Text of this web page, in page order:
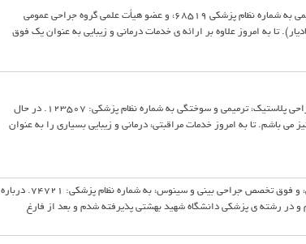
من دکتر مهرداد سیفی هستم، فوق تخصص جراحی پلاستیک و ترمیمی به شماره نظام پزشکی 68519، و عضو هیأت علمی گروه جراحی عمومی
تا به امروز علاوه بر ارائه ی خدمات درمانی و زیبایی به عنوان یک فوق
من دکتر سید احسان موسوی لاجیمی هستم، فوق تخصص جراحی پلاستیک، ترمیمی و سوختگی به شماره نظام پزشکی: 123507. در حال
باشم. تا به امروز خدمات مراقبتی، درمانی و زیبایی بسیاری را به عنوان
من دکتر فرشید صفدریان هستم، متخصص گوش و حلق و بینی، و فوق تخصص جراحی بینی و سینوس، به شماره نظام پزشکی: 74721. درباره
شرکت کردم و در رشته ی پزشکی دانشگاه شهید بهشتی پذیرفته شدم و بعد از فارغ